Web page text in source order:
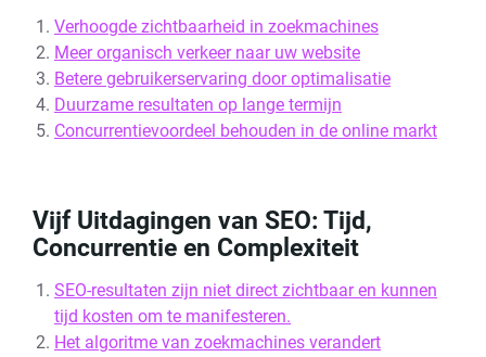
Verhoogde zichtbaarheid in zoekmachines
Meer organisch verkeer naar uw website
Betere gebruikerservaring door optimalisatie
Duurzame resultaten op lange termijn
Concurrentievoordeel behouden in de online markt
Vijf Uitdagingen van SEO: Tijd,
Concurrentie en Complexiteit
SEO-resultaten zijn niet direct zichtbaar en kunnen
tijd kosten om te manifesteren.
Het algoritme van zoekmachines verandert